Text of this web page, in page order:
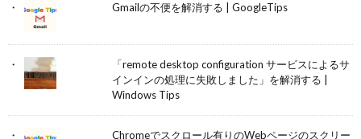
Gmailの不便を解消する | GoogleTips
「remote desktop configuration サービスによるサ
インインの処理に失敗しました」を解消する |
Windows Tips
Chromeでスクロール有りのWebページのスクリー